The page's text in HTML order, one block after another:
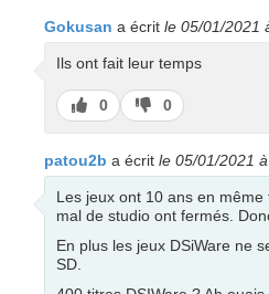
Gokusan a écrit le 05/01/2021
Ils ont fait leur temps
J’aime
0
J’aime
pas
0
patou2b a écrit le 05/01/2021
Les jeux ont 10 ans en
mal de studio ont fermés.
En plus les jeux DSiWare ne
SD.